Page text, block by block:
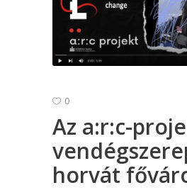
0
Az a:r:c-
horvát